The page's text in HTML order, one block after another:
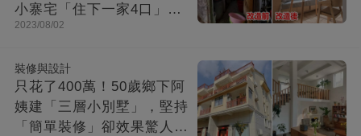
小寨宅「住下一家4口」，
收納超強超舒適
2023/08/02
裝修與設計
只花了400萬！50歲鄉下阿
姨建「三層小別墅」，堅持
「簡單裝修」卻效果驚人：